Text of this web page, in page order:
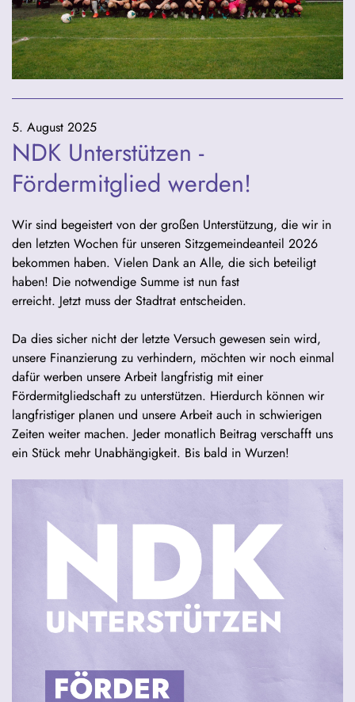
5. August 2025
NDK Unterstützen -
Fördermitglied werden!
Wir sind begeistert von der großen Unterstützung, die wir in
den letzten Wochen für unseren Sitzgemeindeanteil 2026
bekommen haben. Vielen Dank an Alle, die sich beteiligt
haben! Die notwendige Summe ist nun fast
erreicht. Jetzt muss der Stadtrat entscheiden.
Da dies sicher nicht der letzte Versuch gewesen sein wird,
unsere Finanzierung zu verhindern, möchten wir noch einmal
dafür werben unsere Arbeit langfristig mit einer
Fördermitgliedschaft zu unterstützen. Hierdurch können wir
langfristiger planen und unsere Arbeit auch in schwierigen
Zeiten weiter machen. Jeder monatlich Beitrag verschafft uns
ein Stück mehr Unabhängigkeit. Bis bald in Wurzen!